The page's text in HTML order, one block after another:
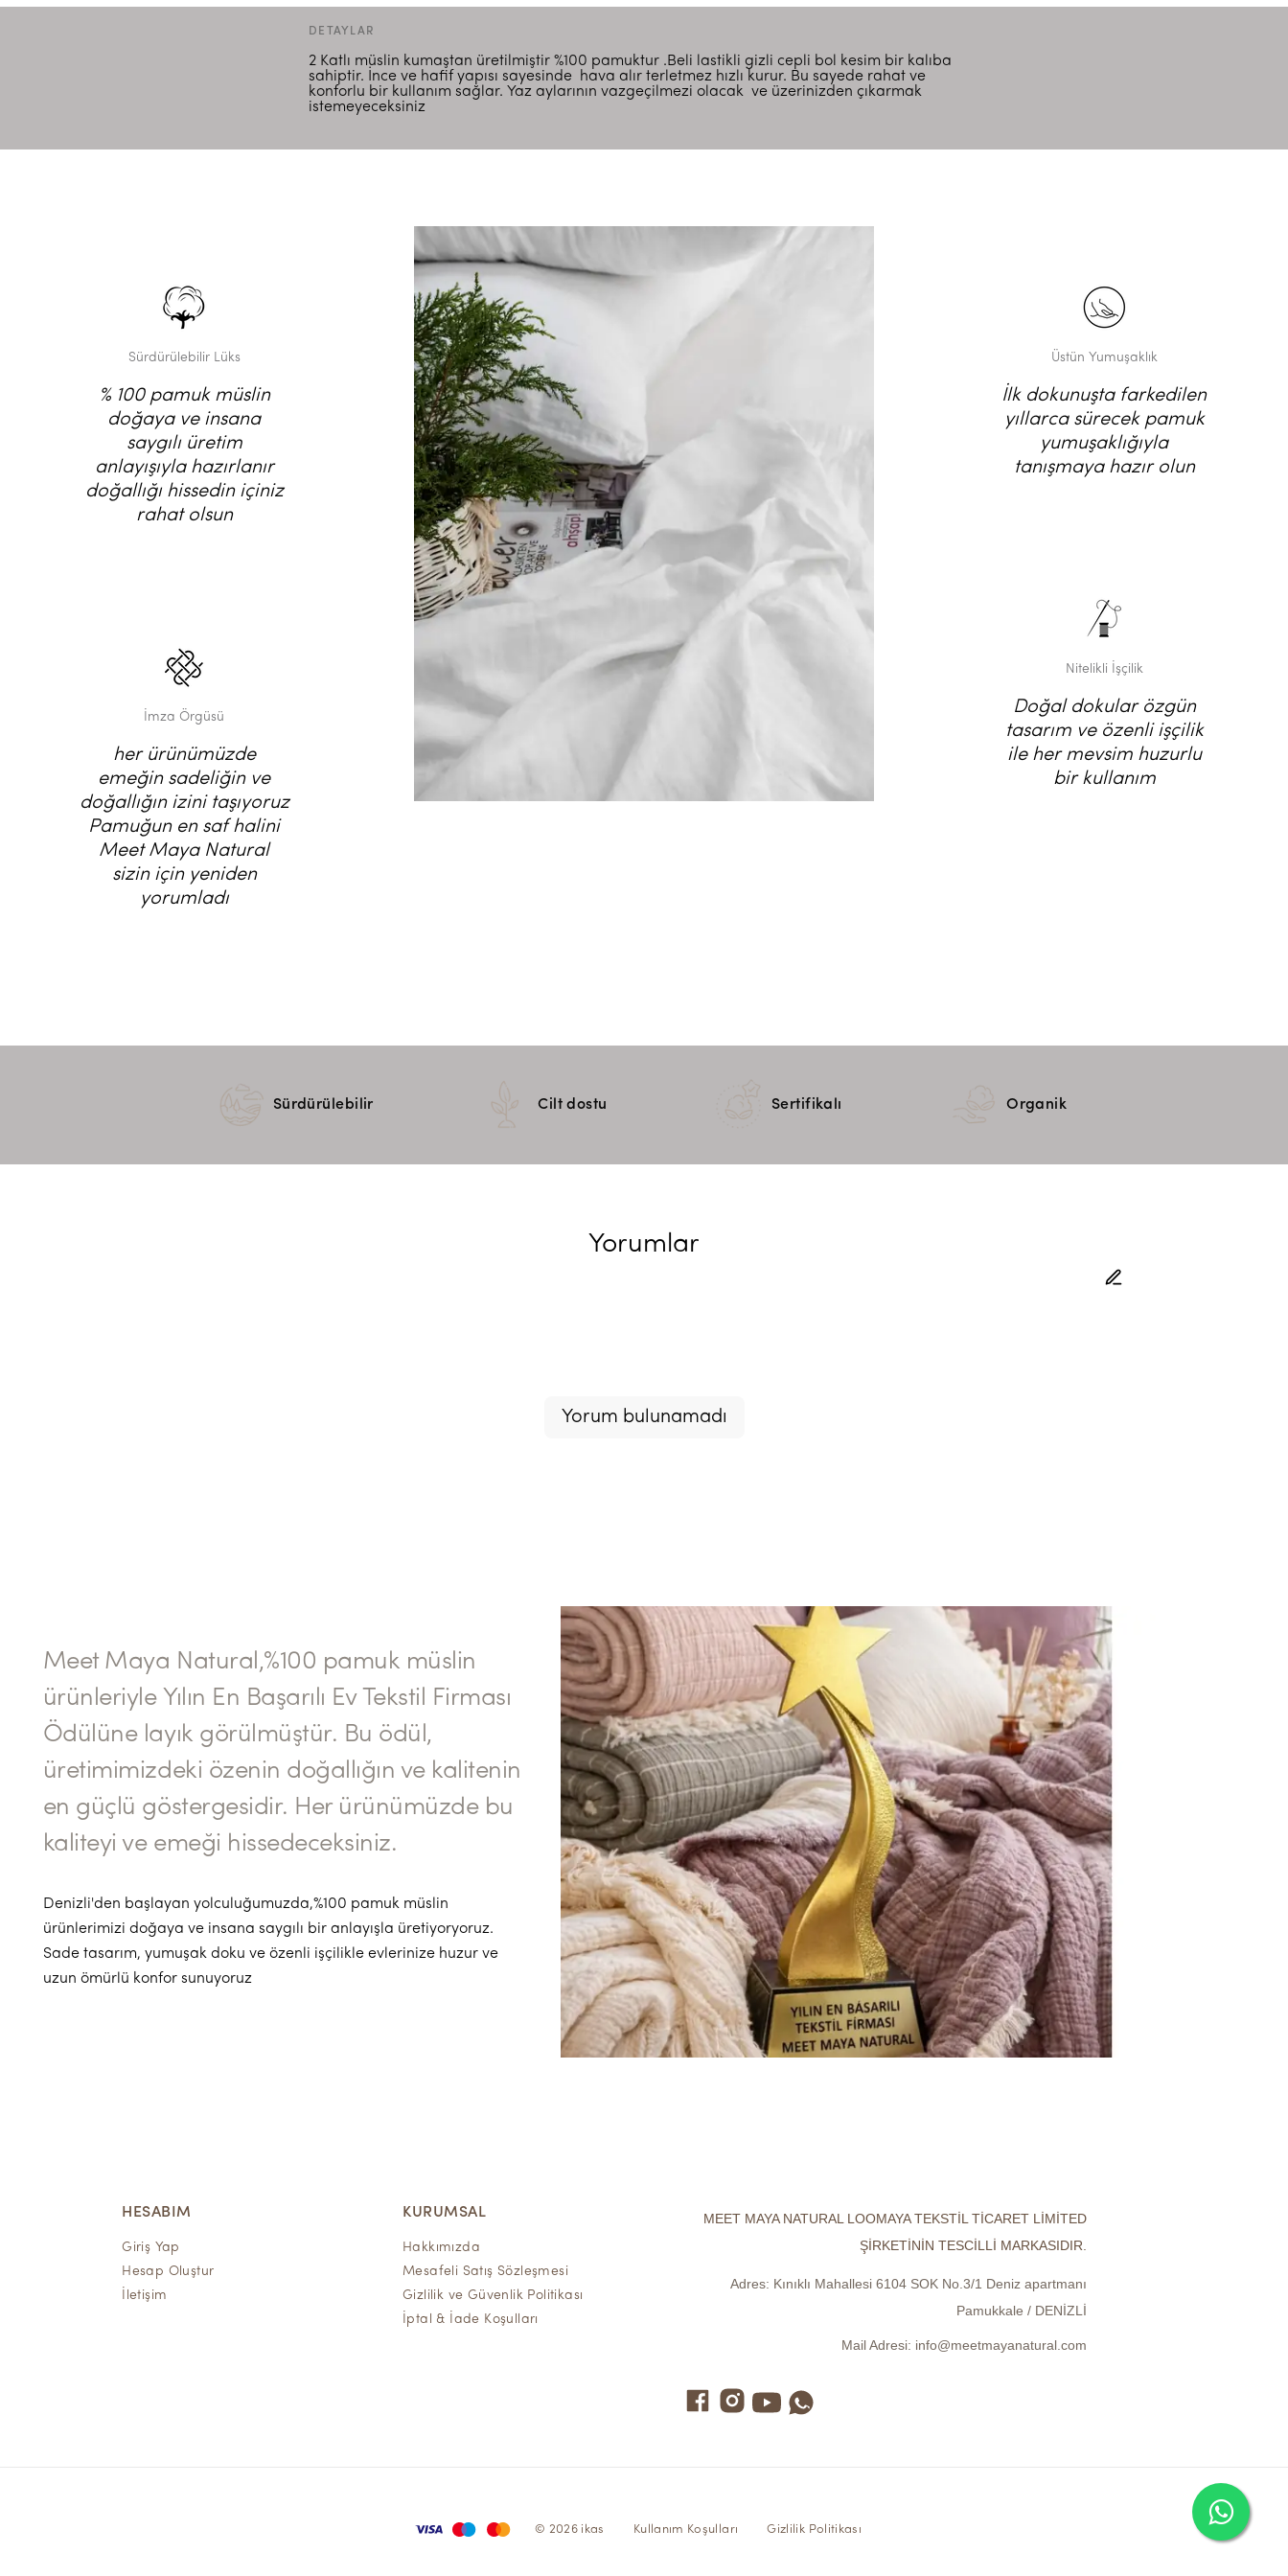
DETAYLAR
2 Katlı müslin kumaştan üretilmiştir %100 pamuktur .Beli lastikli gizli cepli bol kesim bir kalıba
sahiptir. İnce ve hafif yapısı sayesinde hava alır terletmez hızlı kurur. Bu sayede rahat ve
konforlu bir kullanım sağlar. Yaz aylarının vazgeçilmezi olacak ve üzerinizden çıkarmak
istemeyeceksiniz
Sürdürülebilir Lüks
% 100 pamuk müslin
doğaya ve insana
saygılı üretim
anlayışıyla hazırlanır
doğallığı hissedin içiniz
rahat olsun
İmza Örgüsü
her ürünümüzde
emeğin sadeliğin ve
doğallığın izini taşıyoruz
Pamuğun en saf halini
Meet Maya Natural
sizin için yeniden
yorumladı
Üstün Yumuşaklık
İlk dokunuşta farkedilen
yıllarca sürecek pamuk
yumuşaklığıyla
tanışmaya hazır olun
Nitelikli İşçilik
Doğal dokular özgün
tasarım ve özenli işçilik
ile her mevsim huzurlu
bir kullanım
Sürdürülebilir Cilt dostu Sertifikalı Organik
Yorumlar
Yorum bulunamadı
Meet Maya Natural,%100 pamuk müslin
ürünleriyle Yılın En Başarılı Ev Tekstil Firması
Ödülüne layık görülmüştür. Bu ödül,
üretimimizdeki özenin doğallığın ve kalitenin
en güçlü göstergesidir. Her ürünümüzde bu
kaliteyi ve emeği hissedeceksiniz.
Denizli'den başlayan yolculuğumuzda,%100 pamuk müslin
ürünlerimizi doğaya ve insana saygılı bir anlayışla üretiyoryoruz.
Sade tasarım, yumuşak doku ve özenli işçilikle evlerinize huzur ve
uzun ömürlü konfor sunuyoruz
HESABIM
Giriş Yap
Hesap Oluştur
İletişim
KURUMSAL
Hakkımızda
Mesafeli Satış Sözleşmesi
Gizlilik ve Güvenlik Politikası
İptal & İade Koşulları
MEET MAYA NATURAL LOOMAYA TEKSTİL TİCARET LİMİTED
ŞİRKETİNİN TESCİLLİ MARKASIDIR.
Adres: Kınıklı Mahallesi 6104 SOK No.3/1 Deniz apartmanı
Pamukkale / DENİZLİ
Mail Adresi: info@meetmayanatural.com
© 2026 ikas Kullanım Koşulları Gizlilik Politikası